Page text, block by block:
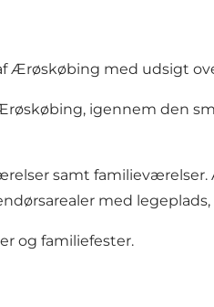
Ærøskøbing med udsigt
igennem den
samt
med
og familiefester.